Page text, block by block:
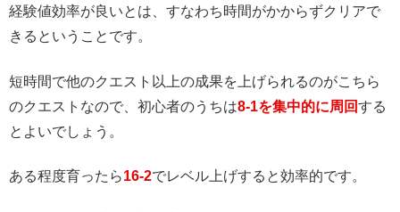
経験値効率が良いとは、すなわち時間がかからずクリアで
きるということです。
短時間で他のクエスト以上の成果を上げられるのがこちら
のクエストなので、初心者のうちは8-1を集中的に周回する
とよいでしょう。
ある程度育ったら16-2でレベル上げすると効率的です。